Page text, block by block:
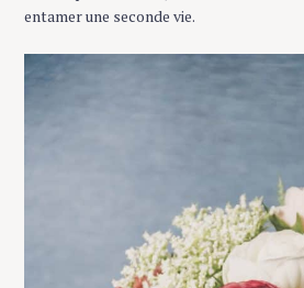
entamer une seconde vie.